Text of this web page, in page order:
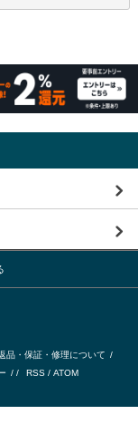
品・保証・修理について /
/ / RSS / ATOM